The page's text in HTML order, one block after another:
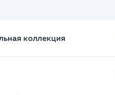
коллекция